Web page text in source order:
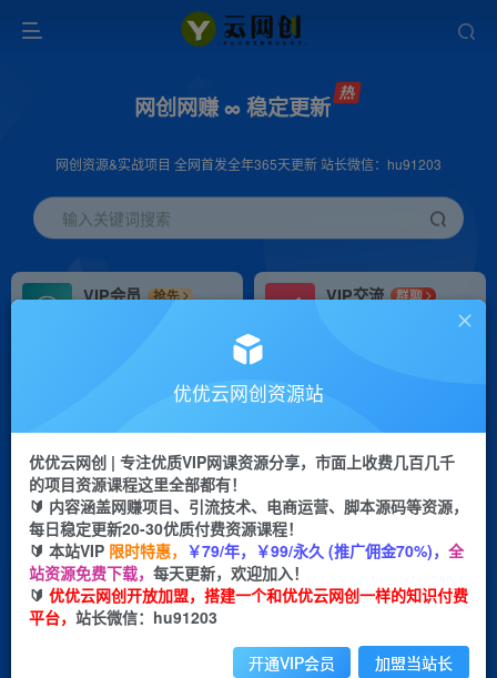
网创网赚 ∞ 稳定更新
网创资源&实战项目 全网首发全年365天更新 站长微信：hu91203
输入关键词搜索
VIP会员
抢先
VIP交流
群聊
研究探讨更多创业项目路子。
会员专属推广链接
挂机 项目
脚本卡密
APP下载
GO
首页 创业课程 会员免费 正文
杨默·直播逻辑课，抖音底层逻辑和实操方法掌
握，锻炼提升直播能力
优优云网创资源站
优优云网创 | 专注优质VIP网课资源分享，市面上收费几百几千
的项目资源课程这里全部都有！
🔰 内容涵盖网赚项目、引流技术、电商运营、脚本源码等资源，
每日稳定更新20-30优质付费资源课程！
🔰 本站VIP 限时特惠， ￥79/年，￥99/永久 (推广佣金70%)， 全
站资源免费下载， 每天更新，欢迎加入！
🔰 优优云网创开放加盟，搭建一个和优优云网创一样的知识付费
平台， 站长微信：hu91203
开通VIP会员 加盟当站长